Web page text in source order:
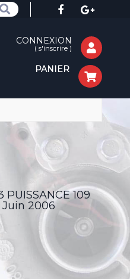
CONNEXION
( s'inscrire )
PANIER
PUISSANCE 109
Juin 2006